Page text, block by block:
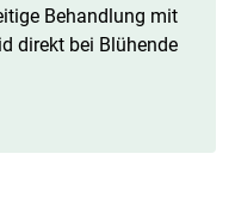
Behandlung mit
direkt bei Blühende